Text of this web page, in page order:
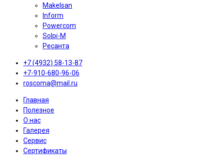
Makelsan
Inform
Powercom
Solpi-M
Ресанта
+7 (4932) 58-13-87
+7-910-680-96-06
roscoma@mail.ru
Главная
Полезное
О нас
Галерея
Сервис
Сертификаты